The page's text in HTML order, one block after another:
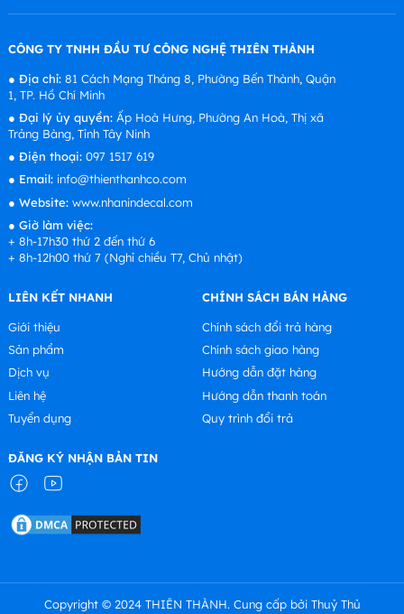
CÔNG TY TNHH ĐẦU TƯ CÔNG NGHỆ THIÊN THÀNH
● Địa chỉ:81 Cách Mạng Tháng 8, Phường Bến Thành, Quận
1, TP. Hồ Chí Minh
● Đại lý ủy quyền:Ấp Hoà Hưng, Phường An Hoà, Thị xã
Trảng Bàng, Tỉnh Tây Ninh
● Điện thoại: 097 1517 619
● Email: info@thienthanhco.com
● Website:www.nhanindecal.com
● Giờ làm việc:
+ 8h-17h30 thứ 2 đến thứ 6
+ 8h-12h00 thứ 7 (Nghỉ chiều T7, Chủ nhật)
LIÊN KẾT NHANH
Giới thiệu
Sản phẩm
Dịch vụ
Liên hệ
Tuyển dụng
CHÍNH SÁCH BÁN HÀNG
Chính sách đổi trả hàng
Chính sách giao hàng
Hướng dẫn đặt hàng
Hướng dẫn thanh toán
Quy trình đổi trả
ĐĂNG KÝ NHẬN BẢN TIN
Copyright © 2024 THIÊN THÀNH. Cung cấp bởi Thuỷ Thủ